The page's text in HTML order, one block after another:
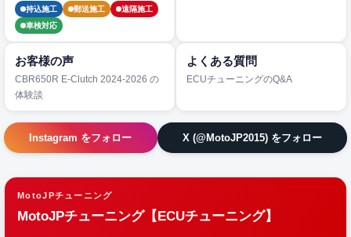
持込施工 郵送施工
遠隔施工
車検対応
お客様の声
CBR650R E-Clutch 2024-2026 の
体験談
よくある質問
ECUチューニングのQ&A
Instagram をフォロー X (@MotoJP2015) をフォロー
MotoJPチューニング
MotoJPチューニング【ECUチューニング】